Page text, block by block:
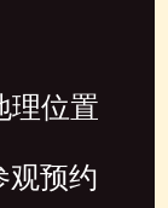
理位置
观预约